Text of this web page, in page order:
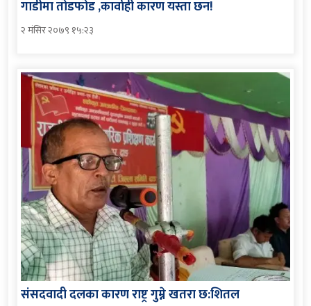
गाडीमा तोडफोड ,कार्वाही कारण यस्ता छन!
२ मंसिर २०७९ १५:२३
संसदवादी दलका कारण राष्ट्र गुम्ने खतरा छ:शितल